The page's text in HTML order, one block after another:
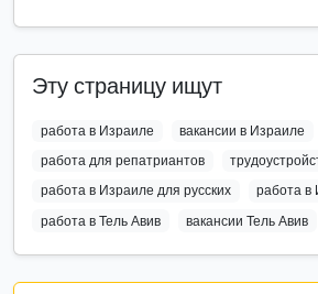
Эту страницу ищут
работа в Израиле
вакансии в Израиле
работа для репатриантов
работа в Израиле для русских
работа
работа в Тель Авив
вакансии Тель Авив